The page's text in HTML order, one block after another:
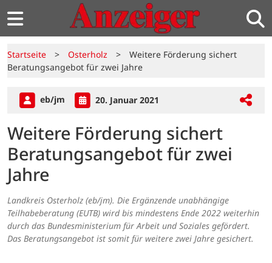
Startseite > Osterholz >
Weitere Förderung sichert
Beratungsangebot für zwei Jahre
eb/jm 20. Januar 2021
Weitere Förderung sichert
Beratungsangebot für zwei
Jahre
Landkreis Osterholz (eb/jm). Die Ergänzende unabhängige
Teilhabeberatung (EUTB) wird bis mindestens Ende 2022 weiterhin
durch das Bundesministerium für Arbeit und Soziales gefördert.
Das Beratungsangebot ist somit für weitere zwei Jahre gesichert.